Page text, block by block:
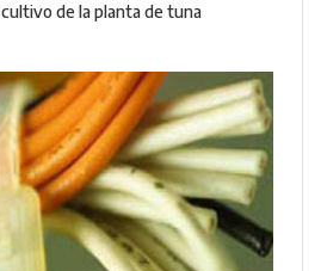
de la planta de tuna